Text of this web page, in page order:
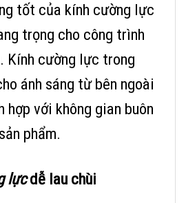
tốt của kính cường lực
trọng cho công trình
Kính cường lực trong
ánh sáng từ bên ngoài
hợp với không gian buôn
phẩm.
lựcdễ lau chùi